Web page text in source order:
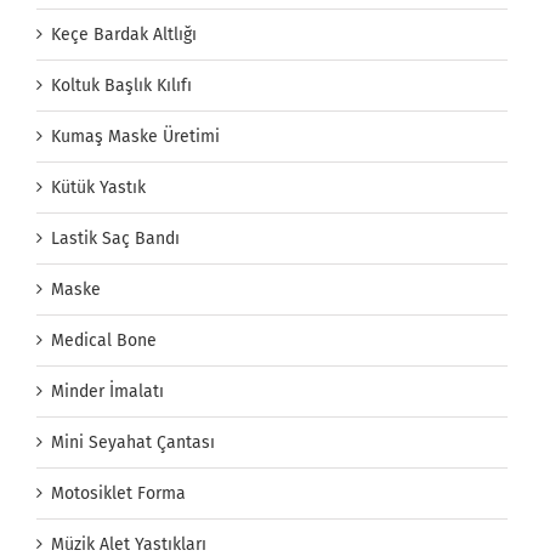
Keçe Bardak Altlığı
Koltuk Başlık Kılıfı
Kumaş Maske Üretimi
Kütük Yastık
Lastik Saç Bandı
Maske
Medical Bone
Minder İmalatı
Mini Seyahat Çantası
Motosiklet Forma
Müzik Alet Yastıkları